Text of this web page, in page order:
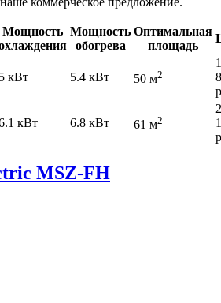
Мощность Мощность
обогрева
Оптимальная
площадь
5 кВт 5.4 кВт 50 м2
кВт 6.8 кВт 61 м2
MSZ-FH